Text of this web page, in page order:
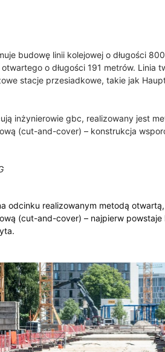
budowę linii kolejowej o długości
o długości 191 metrów. Linia
stacje przesiadkowe, takie jak
inżynierowie gbc, realizowany jest
(cut-and-cover) – konstrukcja
odcinku realizowanym metodą
(cut-and-cover) – najpierw